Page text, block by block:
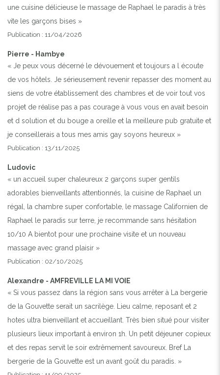
une cuisine délicieuse le massage de Raphael le paradis à très
vite les garçons bises »
Publication : 11/04/2026
Pierre - Hambye
« Je peux vous décerné le dévouement et toujours a l écoute
de vos hôtels. Je sérieusement revenir repasser des moment au
siens de votre établissement des chambres et de voir tout vos
projet de réalise pas a pas courage à vous vous en avait besoin
et d solution et du bouge a oreille et la meilleure pub gratuite et
je conseillerais a tous mes amis gay soyons heureux »
Publication : 13/11/2025
Ludovic
« un accueil super chaleureux 2 garçons super gentils
adorables bienveillants attentionnés, la cuisine de Raphael un
régal, la chambre super confortable, le massage Californien de
Raphael le paradis sur terre, je recommande sans hésitation
10/10 A bientot pour une prochaine visite et un nouveau
massage avec grand plaisir »
Publication : 02/10/2025
Alexandre - AMFREVILLE LA MI VOIE
« Si vous passez dans la région sans vous arrêter à La bergerie
de la Gouvette serait un sacrilège. Lieu calme, reposant et 2
hotes ultra bienveillant et accueillant. Très bien situé pour visiter
plusieurs lieux important à environ 1h. Un petit déjeuner copieux
et des repas servit le soir extrêmement savoureux. Bref La
bergerie de la Gouvette est un avant goût du paradis. »